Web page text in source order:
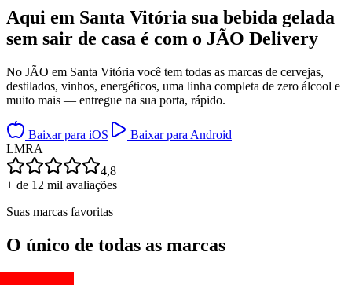
Aqui em Santa Vitória sua bebida gelada
sem sair de casa é com o JÃO Delivery
No JÃO em Santa Vitória você tem todas as marcas de cervejas,
destilados, vinhos, energéticos, uma linha completa de zero álcool e
muito mais — entregue na sua porta, rápido.
Baixar para iOS
Baixar para Android
LMRA
4,8
+ de 12 mil avaliações
Suas marcas favoritas
O único de todas as marcas